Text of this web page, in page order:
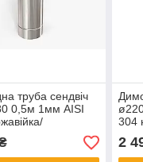
труба сендвіч
0,5м 1мм AISI
304
2